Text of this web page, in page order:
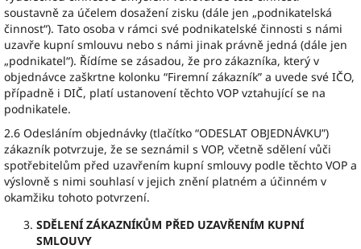
soustavně za účelem dosažení zisku (dále jen „podnikatelská
činnost“). Tato osoba v rámci své podnikatelské činnosti s námi
uzavře kupní smlouvu nebo s námi jinak právně jedná (dále jen
„podnikatel“). Řídíme se zásadou, že pro zákazníka, který v
objednávce zaškrtne kolonku “Firemní zákazník” a uvede své IČO,
případně i DIČ, platí ustanovení těchto VOP vztahující se na
podnikatele.
2.6 Odesláním objednávky (tlačítko “ODESLAT OBJEDNÁVKU”)
zákazník potvrzuje, že se seznámil s VOP, včetně sdělení vůči
spotřebitelům před uzavřením kupní smlouvy podle těchto VOP a
výslovně s nimi souhlasí v jejich znění platném a účinném v
okamžiku tohoto potvrzení.
SDĚLENÍ ZÁKAZNÍKŮM PŘED UZAVŘENÍM KUPNÍ
SMLOUVY